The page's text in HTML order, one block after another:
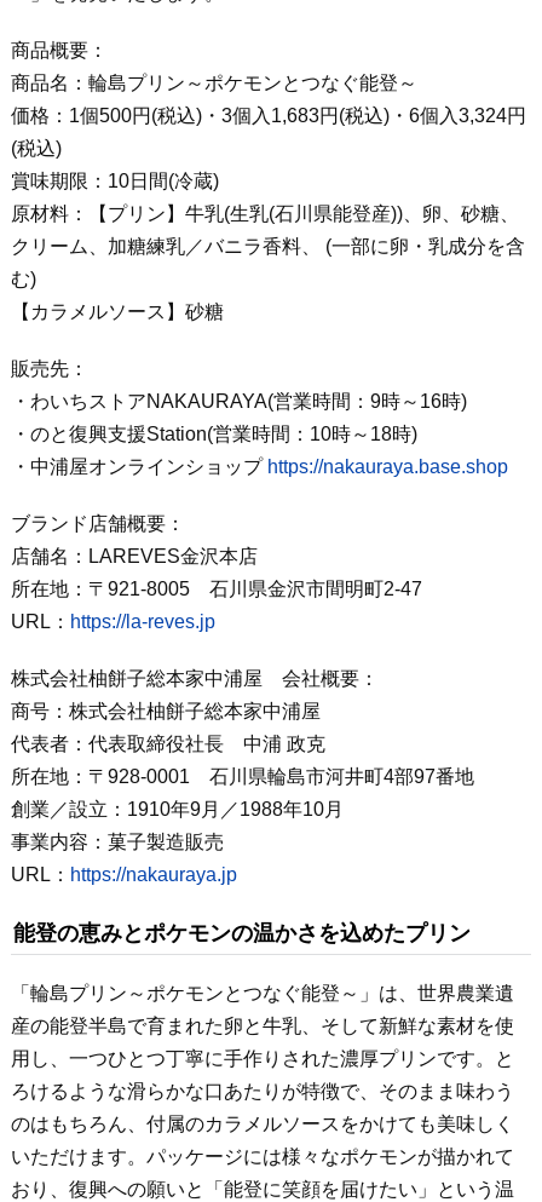
商品概要：
商品名：輪島プリン～ポケモンとつなぐ能登～
価格：1個500円(税込)・3個入1,683円(税込)・6個入3,324円
(税込)
賞味期限：10日間(冷蔵)
原材料：【プリン】牛乳(生乳(石川県能登産))、卵、砂糖、
クリーム、加糖練乳／バニラ香料、 (一部に卵・乳成分を含
む)
【カラメルソース】砂糖
販売先：
・わいちストアNAKAURAYA(営業時間：9時～16時)
・のと復興支援Station(営業時間：10時～18時)
・中浦屋オンラインショップ https://nakauraya.base.shop
ブランド店舗概要：
店舗名：LAREVES金沢本店
所在地：〒921-8005 石川県金沢市間明町2-47
URL： https://la-reves.jp
株式会社柚餅子総本家中浦屋 会社概要：
商号：株式会社柚餅子総本家中浦屋
代表者：代表取締役社長 中浦 政克
所在地：〒928-0001 石川県輪島市河井町4部97番地
創業／設立：1910年9月／1988年10月
事業内容：菓子製造販売
URL： https://nakauraya.jp
能登の恵みとポケモンの温かさを込めたプリン
「輪島プリン～ポケモンとつなぐ能登～」は、世界農業遺
産の能登半島で育まれた卵と牛乳、そして新鮮な素材を使
用し、一つひとつ丁寧に手作りされた濃厚プリンです。と
ろけるような滑らかな口あたりが特徴で、そのまま味わう
のはもちろん、付属のカラメルソースをかけても美味しく
いただけます。パッケージには様々なポケモンが描かれて
おり、復興への願いと「能登に笑顔を届けたい」という温